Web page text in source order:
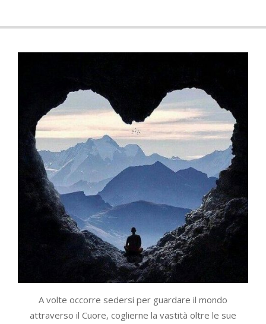
A volte occorre sedersi per guardare il mondo
attraverso il Cuore, coglierne la vastità oltre le sue